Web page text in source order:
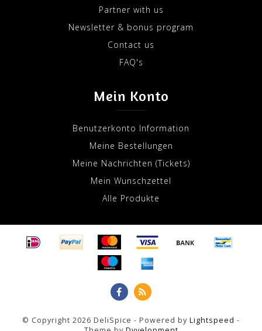
Partner with us
Newsletter & bonus program
Contact us
FAQ's
Mein Konto
Benutzerkonto Information
Meine Bestellungen
Meine Nachrichten (Tickets)
Mein Wunschzettel
Alle Produkte
© Copyright 2026 DeliSpice - Powered by Lightspeed -